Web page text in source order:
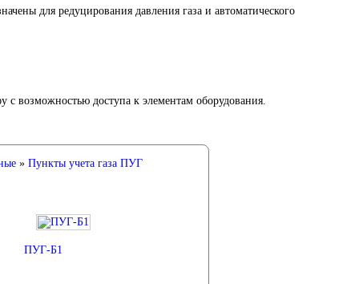
для редуцирования давления газа и автоматического
доступа к элементам оборудования.
» Пункты учета газа ПУГ
ПУГ-Б1